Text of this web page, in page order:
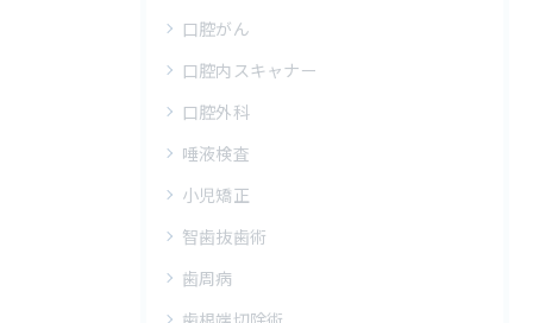
口腔がん
口腔内スキャナー
口腔外科
唾液検査
小児矯正
智歯抜歯術
歯周病